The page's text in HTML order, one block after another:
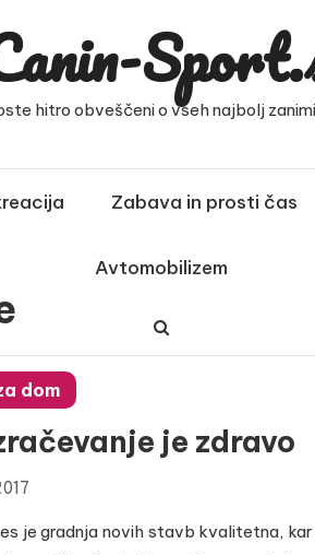
hitro obveščeni o vseh najbolj
Zabava in prosti čas
Avtomobilizem
dom
je zdravo
je gradnja novih stavb kvalitetna,